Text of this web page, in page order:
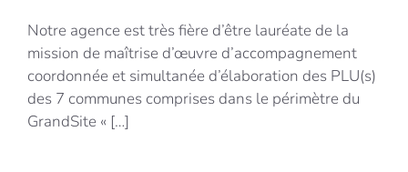
Notre agence est très fière d’être lauréate de la
mission de maîtrise d’œuvre d’accompagnement
coordonnée et simultanée d’élaboration des PLU(s)
des 7 communes comprises dans le périmètre du
GrandSite « […]